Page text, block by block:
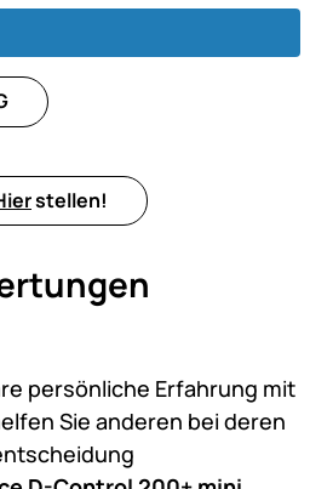
stellen!
persönliche Erfahrung mit
Sie anderen bei deren